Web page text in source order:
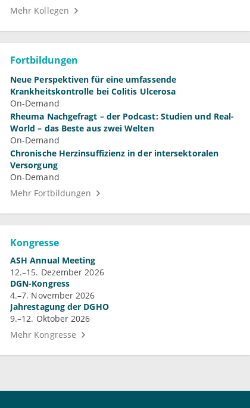
Mehr Kollegen
Fortbildungen
Neue Perspektiven für eine umfassende
Krankheitskontrolle bei Colitis Ulcerosa
On-Demand
Rheuma Nachgefragt – der Podcast: Studien und Real-
World – das Beste aus zwei Welten
On-Demand
Chronische Herzinsuffizienz in der intersektoralen
Versorgung
On-Demand
Mehr Fortbildungen
Kongresse
ASH Annual Meeting
12.–15. Dezember 2026
DGN-Kongress
4.–7. November 2026
Jahrestagung der DGHO
9.–12. Oktober 2026
Mehr Kongresse